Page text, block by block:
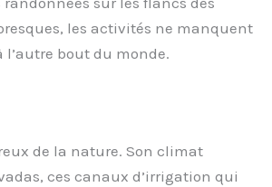
les activités ne manquent
bout du monde.
de la nature. Son climat
ces canaux d’irrigation qui